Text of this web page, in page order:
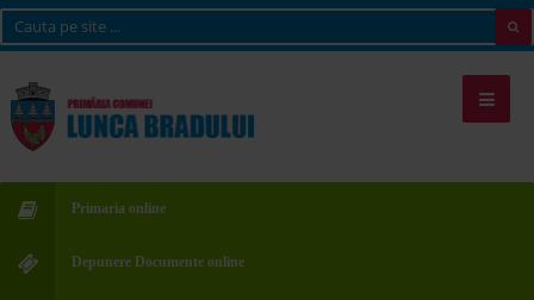
Primaria online
Depunere Documente online